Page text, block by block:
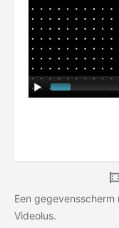
Een
Videolus.